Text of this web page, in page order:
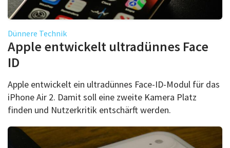
Dünnere Technik
Apple entwickelt ultradünnes Face
ID
Apple entwickelt ein ultradünnes Face-ID-Modul für das
iPhone Air 2. Damit soll eine zweite Kamera Platz
finden und Nutzerkritik entschärft werden.